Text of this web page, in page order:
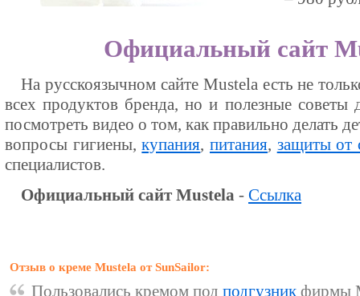
Официальный сайт
На русскоязычном сайте Mustela есть не
всех продуктов бренда, но и полезные
посмотреть видео о том, как правильно делать
вопросы гигиены,купания,питания, защиты от
специалистов.
Официальный сайт Mustela - Ссылка
Отзыв о креме Mustela от SunSailor:
Пользовались кремом под подгузникфирмы